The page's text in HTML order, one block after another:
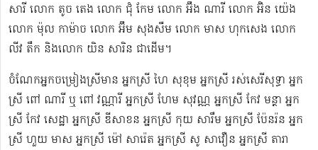
សារី លោក តូច តេង លោក ជុំ កែម លោក អ៊ឹង ណារី លោក អ៊ិន យ៉េង​​
លោក ម៉ុល កាម៉ាច លោក អ៊ឹម សុងសឺម ​លោក មាស ហុក​សេង លោក​ ​​
លីវ តឹក និងលោក យិន សារិន ជាដើម។
ចំណែកអ្នកចម្រៀងស្រីមាន អ្នកស្រី ហៃ សុខុម​ អ្នកស្រី រស់សេរី​សុទ្ធា អ្នក
ស្រី ពៅ ណារី ឬ ពៅ វណ្ណារី អ្នកស្រី ហែម សុវណ្ណ អ្នកស្រី កែវ មន្ថា អ្នក
ស្រី កែវ សេដ្ឋា អ្នកស្រី ឌី​សាខន អ្នកស្រី កុយ សារឹម អ្នកស្រី ប៉ែនរ៉ន អ្នក
ស្រី ហួយ មាស អ្នកស្រី ម៉ៅ សារ៉េត ​អ្នកស្រី សូ សាវឿន អ្នកស្រី តារា